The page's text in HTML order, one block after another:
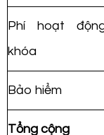
Phí hoạt
khóa
Bảo hiểm
Tổng cộng